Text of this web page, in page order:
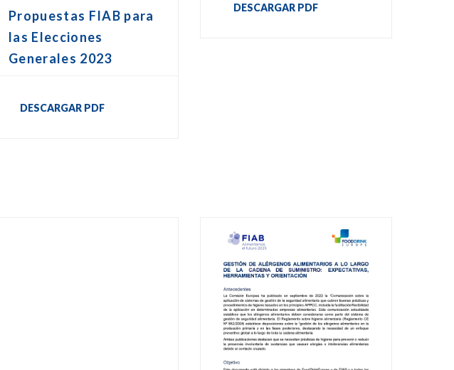
Propuestas FIAB para
las Elecciones
Generales 2023
DESCARGAR PDF
DESCARGAR PDF